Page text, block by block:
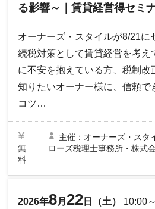
る影響～｜賃貸経営得セミ
オーナーズ・スタイルが8/21に
続税対策として賃貸経営を考え
に不安を抱えている方、税制改
知りたいオーナー様に、信頼で
コツ…
無
料
主催：オーナーズ・スタ
ローズ税理士事務所・株式
2026年8月 22 日（土） 10:00